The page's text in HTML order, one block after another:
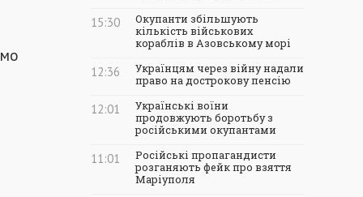
15:30
Окупанти збільшують
кількість військових
кораблів в Азовському морі
12:36
Українцям через війну надали
право на дострокову пенсію
12:01
Українські воїни
продовжують боротьбу з
російськими окупантами
11:01
Російські пропагандисти
розганяють фейк про взяття
Маріуполя